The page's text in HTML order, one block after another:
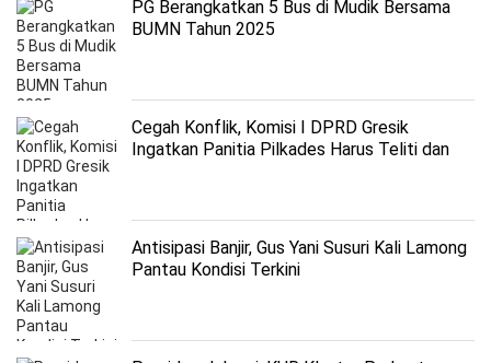
PG Berangkatkan 5 Bus di Mudik Bersama
BUMN Tahun 2025
Cegah Konflik, Komisi I DPRD Gresik
Ingatkan Panitia Pilkades Harus Teliti dan
Antisipasi Banjir, Gus Yani Susuri Kali Lamong
Pantau Kondisi Terkini